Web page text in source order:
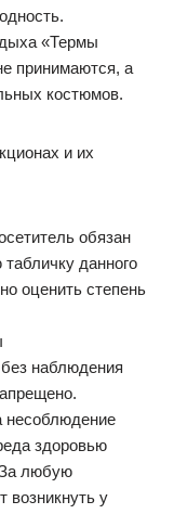
«Термы
принимаются, а
костюмов.
и их
обязан
данного
оценить степень
наблюдения
несоблюдение
здоровью
любую
возникнуть у